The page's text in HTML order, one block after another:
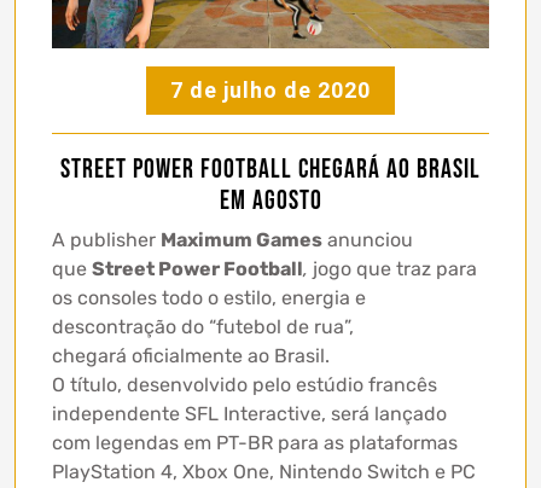
7 de julho de 2020
Street Power Football chegará ao Brasil
em agosto
A publisher Maximum Games anunciou
que Street Power Football, jogo que traz para
os consoles todo o estilo, energia e
descontração do “futebol de rua”,
chegará oficialmente ao Brasil.
O título, desenvolvido pelo estúdio francês
independente SFL Interactive, será lançado
com legendas em PT-BR para as plataformas
PlayStation 4, Xbox One, Nintendo Switch e PC